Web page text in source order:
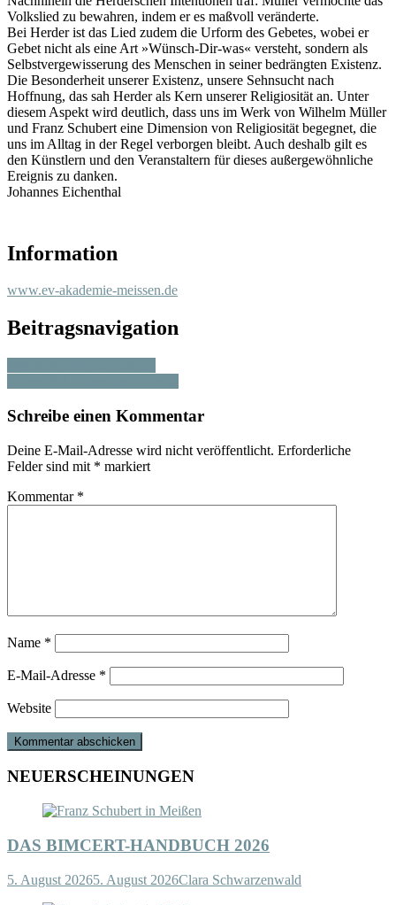
Volkslied zu bewahren, indem er es maßvoll veränderte.
Bei Herder ist das Lied zudem die Urform des Gebetes, wobei er
Gebet nicht als eine Art »Wünsch-Dir-was« versteht, sondern als
Selbstvergewisserung des Menschen in seiner bedrängten Existenz.
Die Besonderheit unserer Existenz, unsere Sehnsucht nach
Hoffnung, das sah Herder als Kern unserer Religiosität an. Unter
diesem Aspekt wird deutlich, dass uns im Werk von Wilhelm Müller
und Franz Schubert eine Dimension von Religiosität begegnet, die
uns im Alltag in der Regel verborgen bleibt. Auch deshalb gilt es
den Künstlern und den Veranstaltern für dieses außergewöhnliche
Ereignis zu danken.
Johannes Eichenthal
Information
www.ev-akademie-meissen.de
Beitragsnavigation
Schreibe einen Kommentar
Deine E-Mail-Adresse wird nicht veröffentlicht. Erforderliche
Felder sind mit * markiert
Kommentar *
Name *
E-Mail-Adresse *
Website
NEUERSCHEINUNGEN
DAS BIMCERT-HANDBUCH 2026
5. August 20265. August 2026Clara Schwarzenwald